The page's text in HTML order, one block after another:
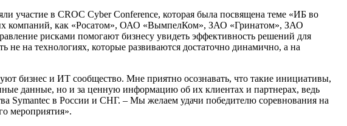
участие в CROC Cyber Conference, которая была посвящена теме «ИБ во
компаний, как «Росатом», ОАО «ВымпелКом», ЗАО «Гринатом», ЗАО
рисками помогают бизнесу увидеть эффективность решений для
на технологиях, которые развиваются достаточно динамично, а на
бизнес и ИТ сообщество. Мне приятно осознавать, что такие инициативы,
данные, но и за ценную информацию об их клиентах и партнерах, ведь
Symantec в России и СНГ. – Мы желаем удачи победителю соревнования на
мероприятия».